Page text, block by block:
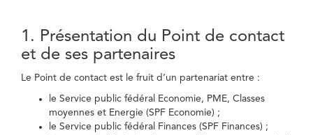
1. Présentation du Point de contact
et de ses partenaires
Le Point de contact est le fruit d’un partenariat entre :
le Service public fédéral Economie, PME, Classes
moyennes et Energie (SPF Economie) ;
le Service public fédéral Finances (SPF Finances) ;